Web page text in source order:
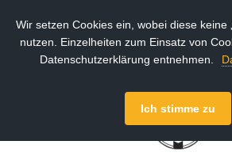
Wir setzen Cookies ein, wobei diese keine
nutzen. Einzelheiten zum Einsatz von
Datenschutzerklärung entnehmen.
Ich stimme zu